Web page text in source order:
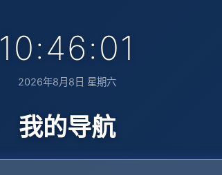
10:46:02
2026年8月8日 星期六
我的导航